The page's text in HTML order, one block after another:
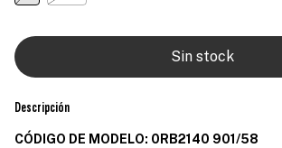
Descripción
CÓDIGO DE MODELO: 0RB2140 901/58